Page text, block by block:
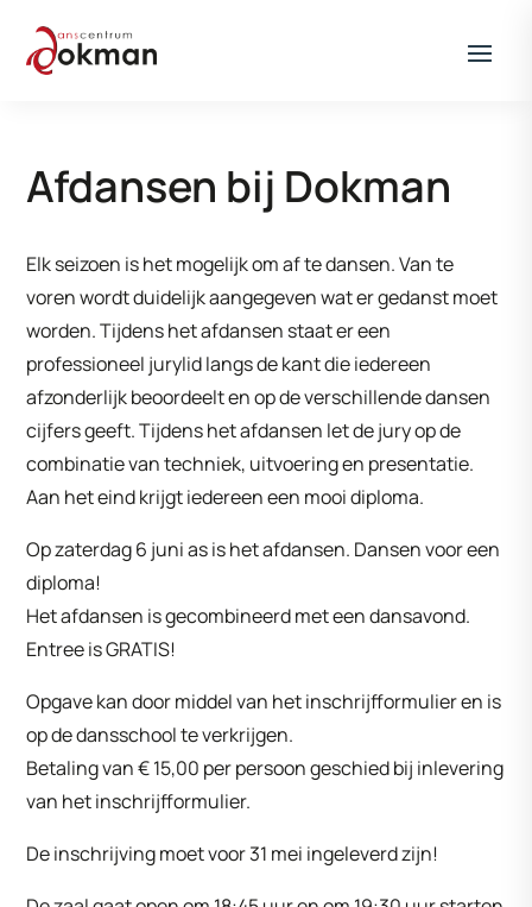
Afdansen bij Dokman
Elk seizoen is het mogelijk om af te dansen. Van te
voren wordt duidelijk aangegeven wat er gedanst moet
worden. Tijdens het afdansen staat er een
professioneel jurylid langs de kant die iedereen
afzonderlijk beoordeelt en op de verschillende dansen
cijfers geeft. Tijdens het afdansen let de jury op de
combinatie van techniek, uitvoering en presentatie.
Aan het eind krijgt iedereen een mooi diploma.
Op zaterdag 6 juni as is het afdansen. Dansen voor een
diploma!
Het afdansen is gecombineerd met een dansavond.
Entree is GRATIS!
Opgave kan door middel van het inschrijfformulier en is
op de dansschool te verkrijgen.
Betaling van € 15,00 per persoon geschied bij inlevering
van het inschrijfformulier.
De inschrijving moet voor 31 mei ingeleverd zijn!